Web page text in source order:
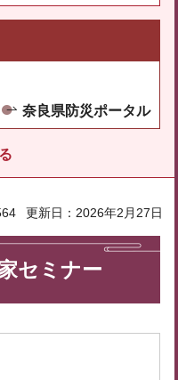
奈良県防災ポータル
更新日：2026年2月27日
セミナー